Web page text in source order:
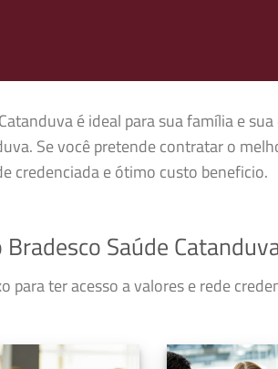
é ideal para sua família e
Se você pretende contratar o
credenciada e ótimo custo beneficio.
Saúde
para ter acesso a valores e rede